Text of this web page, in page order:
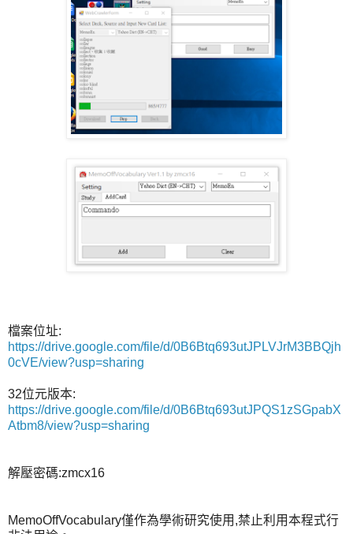
檔案位址:
https://drive.google.com/file/d/0B6Btq693utJPLVJrM3BBQjh
0cVE/view?usp=sharing
32位元版本:
https://drive.google.com/file/d/0B6Btq693utJPQS1zSGpabX
Atbm8/view?usp=sharing
解壓密碼:zmcx16
MemoOffVocabulary僅作為學術研究使用,禁止利用本程式行